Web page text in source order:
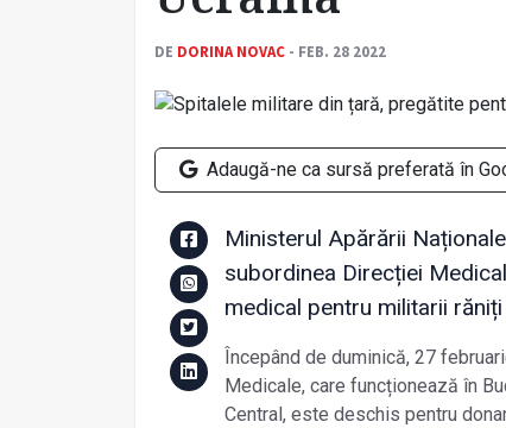
DE DORINA NOVAC - FEB. 28 2022
Adaugă-ne ca sursă preferată în
Ministerul Apărării
subordinea Direcției
medical pentru militarii
Începând de duminică, 27
Medicale, care funcționează în
Central, este deschis pentru